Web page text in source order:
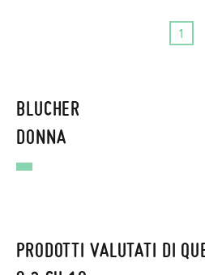
1
BLUCHER
DONNA
PRODOTTI VALUTATI DI